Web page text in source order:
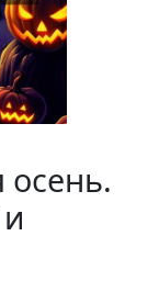
осень.